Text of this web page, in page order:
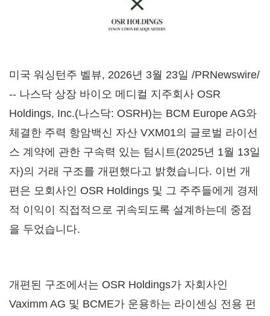
미국 워싱턴주 벨뷰, 2026년 3월 23일 /PRNewswire/
-- 나스닥 상장 바이오 메디컬 지주회사 OSR
Holdings, Inc.(나스닥: OSRH)는 BCM Europe AG와
체결한 주력 항암백신 자산 VXM01의 글로벌 라이선
스 계약에 관한 구속력 있는 텀시트(2025년 1월 13일
자)의 거래 구조를 개편했다고 밝혔습니다. 이번 개
편은 모회사인 OSR Holdings 및 그 주주들에게 경제
적 이익이 직접적으로 귀속되도록 설계하는데 중점
을 두었습니다.
개편된 구조에서는 OSR Holdings가 자회사인
Vaximm AG 및 BCME가 운용하는 라이센싱 전용 펀